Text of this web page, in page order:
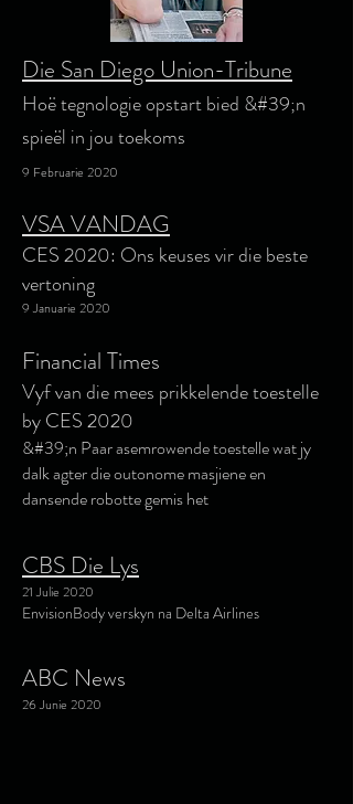
Die San Diego Union-Tribune
Hoë tegnologie opstart bied &#39;n
spieël in jou toekoms
9 Februarie 2020
VSA VANDAG
CES 2020: Ons keuses vir die beste
vertoning
9 Januarie 2020
Financial Times
Vyf van die mees prikkelende toestelle
by CES 2020
&#39;n Paar asemrowende toestelle wat jy
dalk agter die outonome masjiene en
dansende robotte gemis het
CBS Die Lys
21 Julie 2020
EnvisionBody verskyn na Delta Airlines
ABC News
26 Junie 2020